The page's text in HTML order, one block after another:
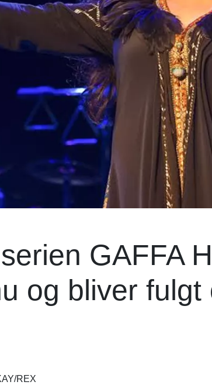
GAFFA
og bliver fulgt
REX